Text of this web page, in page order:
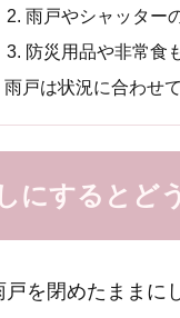
雨戸やシャッター
防災用品や非常食
雨戸は状況に合わせ
にするとど
を閉めたままに